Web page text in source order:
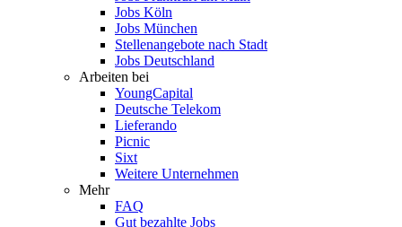
Jobs Köln
Jobs München
Stellenangebote nach Stadt
Jobs Deutschland
Arbeiten bei
YoungCapital
Deutsche Telekom
Lieferando
Picnic
Sixt
Weitere Unternehmen
Mehr
FAQ
Gut bezahlte Jobs